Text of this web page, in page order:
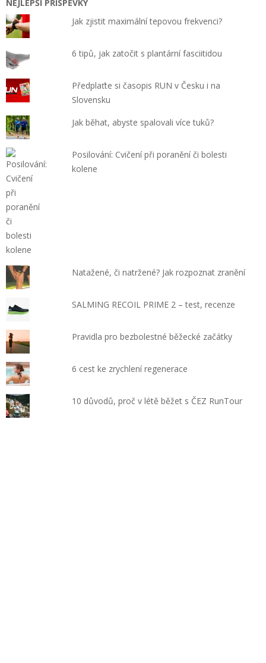
NEJLEPŠÍ PŘÍSPĚVKY
Jak zjistit maximální tepovou frekvenci?
6 tipů, jak zatočit s plantární fasciitidou
Předplaťte si časopis RUN v Česku i na
Slovensku
Jak běhat, abyste spalovali více tuků?
Posilování: Cvičení při poranění či bolesti
kolene
Natažené, či natržené? Jak rozpoznat zranění
SALMING RECOIL PRIME 2 – test, recenze
Pravidla pro bezbolestné běžecké začátky
6 cest ke zrychlení regenerace
10 důvodů, proč v létě běžet s ČEZ RunTour